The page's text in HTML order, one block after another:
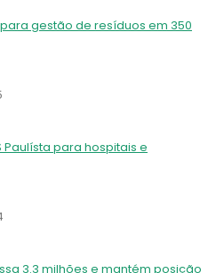
gestão de resíduos em 350
Paulísta para hospitais e
3.3 milhões e mantém posição